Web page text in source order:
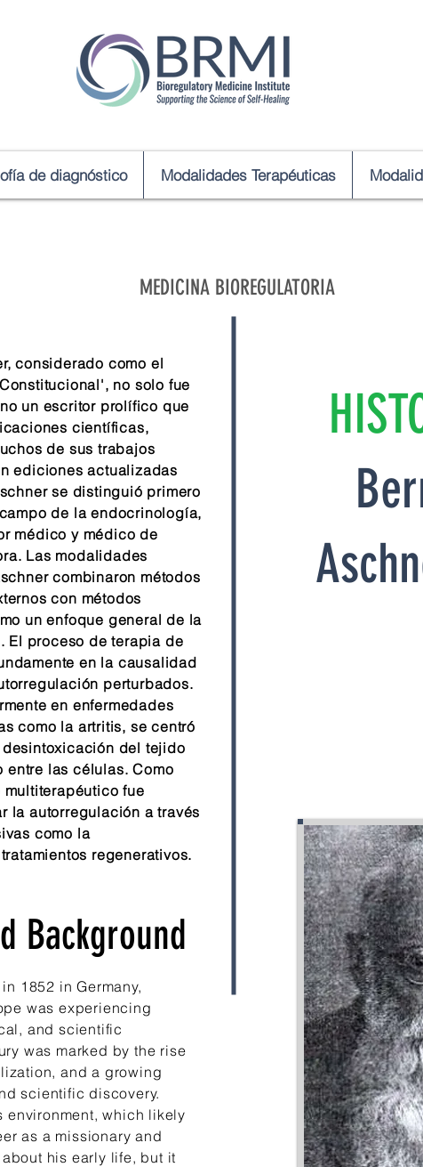
de diagnóstico Modalidades Terapéuticas
considerado como el
no solo fue
un escritor prolífico que
científicas,
de sus trabajos
ediciones actualizadas
se distinguió primero
de la endocrinología,
médico y médico de
Las modalidades
combinaron métodos
con métodos
un enfoque general de la
El proceso de terapia de
en la causalidad
perturbados.
en enfermedades
como la artritis, se centró
del tejido
las células. Como
fue
la autorregulación a través
como la
regenerativos.
1852 in Germany,
was experiencing
and scientific
was marked by the rise
and a growing
scientific discovery.
which likely
as a missionary and
his early life, but it
Background
MEDICINA BIOREGULATORIA